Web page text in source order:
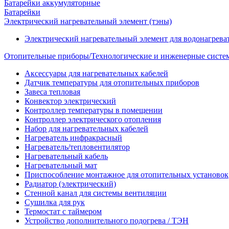
Батарейки аккумуляторные
Батарейки
Электрический нагревательный элемент (тэны)
Электрический нагревательный элемент для
Отопительные приборы/Технологические и инженерные
Аксессуары для нагревательных кабелей
Датчик температуры для отопительных приборов
Завеса тепловая
Конвектор электрический
Контроллер температуры в помещении
Контроллер электрического отопления
Набор для нагревательных кабелей
Нагреватель инфракрасный
Нагреватель/тепловентилятор
Нагревательный кабель
Нагревательный мат
Приспособление монтажное для отопительных установок
Радиатор (электрический)
Стенной канал для системы вентиляции
Сушилка для рук
Термостат с таймером
Устройство дополнительного подогрева / ТЭН